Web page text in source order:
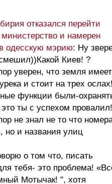
отказался перейти
министерство и намерен
одесскую мэрию: Ну
Киев! ?
уверен, что земля имеет
и стоит на трех
функции были-
ты с успехом провалил!
не знал не то что
но и названия улиц
о том что, писать
тебя- это проблема!
Мотычак! ", хотя